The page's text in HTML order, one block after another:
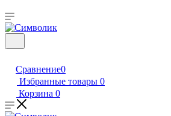
Сравнение0
Избранные товары 0
Корзина 0